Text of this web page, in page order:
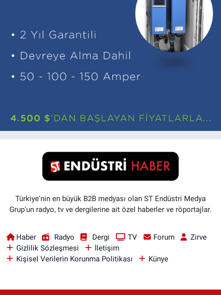
Türkiye'nin en büyük B2B medyası olan ST Endüstri Medya
Grup'un radyo, tv ve dergilerine ait özel haberler ve röportajlar.
Haber Radyo Dergi TV Forum
Zirve
Gizlilik Sözleşmesi
İletişim
Kişisel Verilerin Korunma Politikası
Künye